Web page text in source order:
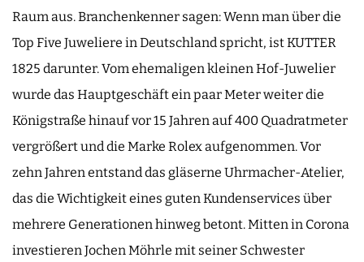
Raum aus. Branchenkenner sagen: Wenn man über die
Top Five Juweliere in Deutschland spricht, ist KUTTER
1825 darunter. Vom ehemaligen kleinen Hof-Juwelier
wurde das Hauptgeschäft ein paar Meter weiter die
Königstraße hinauf vor 15 Jahren auf 400 Quadratmeter
vergrößert und die Marke Rolex aufgenommen. Vor
zehn Jahren entstand das gläserne Uhrmacher-Atelier,
das die Wichtigkeit eines guten Kundenservices über
mehrere Generationen hinweg betont. Mitten in Corona
investieren Jochen Möhrle mit seiner Schwester